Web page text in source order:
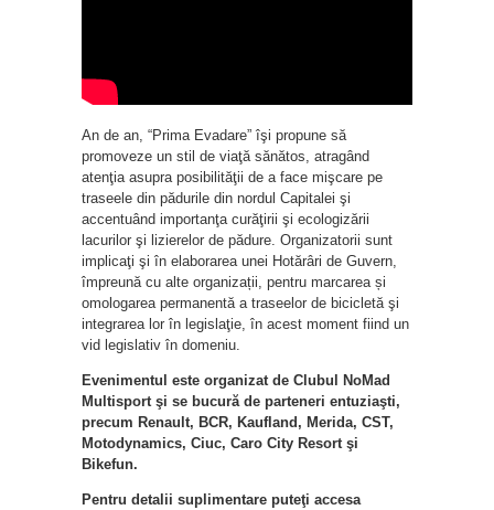
An de an, “Prima Evadare” îşi propune să
promoveze un stil de viaţă sănătos, atragând
atenţia asupra posibilităţii de a face mişcare pe
traseele din pădurile din nordul Capitalei şi
accentuând importanţa curăţirii şi ecologizării
lacurilor şi lizierelor de pădure. Organizatorii sunt
implicaţi şi în elaborarea unei Hotărâri de Guvern,
împreună cu alte organizații, pentru marcarea și
omologarea permanentă a traseelor de bicicletă şi
integrarea lor în legislaţie, în acest moment fiind un
vid legislativ în domeniu.
Evenimentul este organizat de Clubul NoMad
Multisport şi se bucură de parteneri entuziaşti,
precum Renault, BCR, Kaufland, Merida, CST,
Motodynamics, Ciuc, Caro City Resort şi
Bikefun.
Pentru detalii suplimentare puteţi accesa